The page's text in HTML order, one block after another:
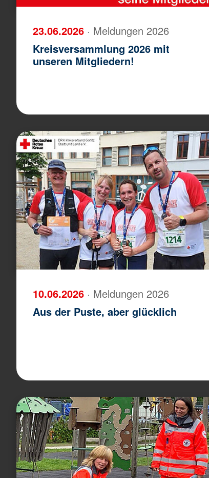
23.06.2026 · Meldungen 2026
Kreisversammlung 2026 mit
unseren Mitgliedern!
10.06.2026 · Meldungen 2026
Aus der Puste, aber glücklich